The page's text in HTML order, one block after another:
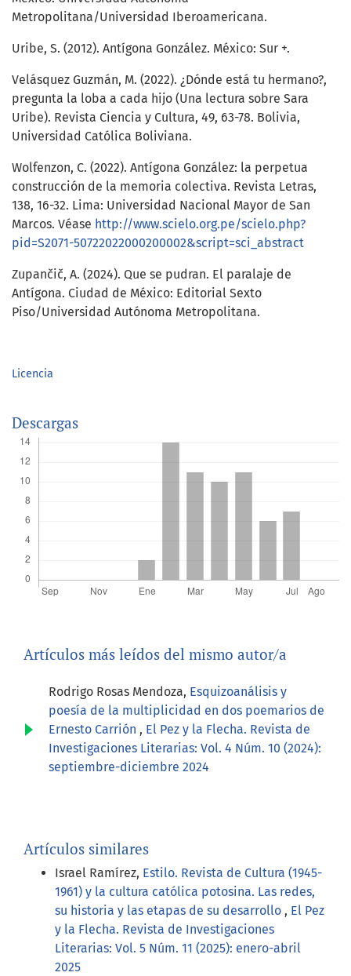
Metropolitana/Universidad Iberoamericana.
Uribe, S. (2012). Antígona González. México: Sur +.
Velásquez Guzmán, M. (2022). ¿Dónde está tu hermano?,
pregunta la loba a cada hijo (Una lectura sobre Sara
Uribe). Revista Ciencia y Cultura, 49, 63-78. Bolivia,
Universidad Católica Boliviana.
Wolfenzon, C. (2022). Antígona González: la perpetua
construcción de la memoria colectiva. Revista Letras,
138, 16-32. Lima: Universidad Nacional Mayor de San
Marcos. Véase http://www.scielo.org.pe/scielo.php?
pid=S2071-50722022000200002&script=sci_abstract
Zupančič, A. (2024). Que se pudran. El paralaje de
Antígona. Ciudad de México: Editorial Sexto
Piso/Universidad Autónoma Metropolitana.
Licencia
Descargas
Artículos más leídos del mismo autor/a
Rodrigo Rosas Mendoza, Esquizoanálisis y
poesía de la multiplicidad en dos poemarios de
Ernesto Carrión , El Pez y la Flecha. Revista de
Investigaciones Literarias: Vol. 4 Núm. 10 (2024):
septiembre-diciembre 2024
Artículos similares
Israel Ramírez, Estilo. Revista de Cultura (1945-
1961) y la cultura católica potosina. Las redes,
su historia y las etapas de su desarrollo , El Pez
y la Flecha. Revista de Investigaciones
Literarias: Vol. 5 Núm. 11 (2025): enero-abril
2025